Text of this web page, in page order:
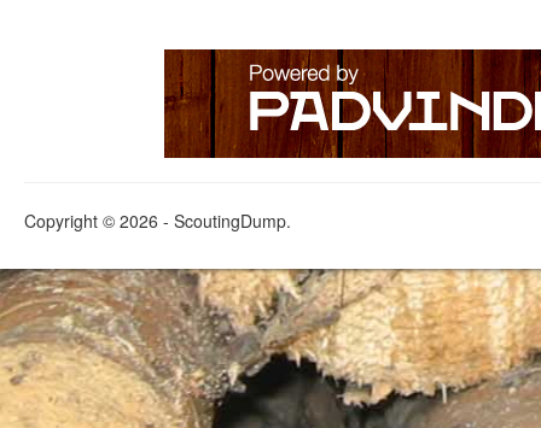
Copyright © 2026 - ScoutingDump.